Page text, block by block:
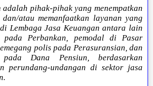
adalah pihak-pihak yang menempatkan
dan/atau memanfaatkan layanan yang
Lembaga Jasa Keuangan antara lain
pada Perbankan, pemodal di Pasar
polis pada Perasuransian, dan
pada Dana Pensiun, berdasarkan
perundang-undangan di sektor jasa